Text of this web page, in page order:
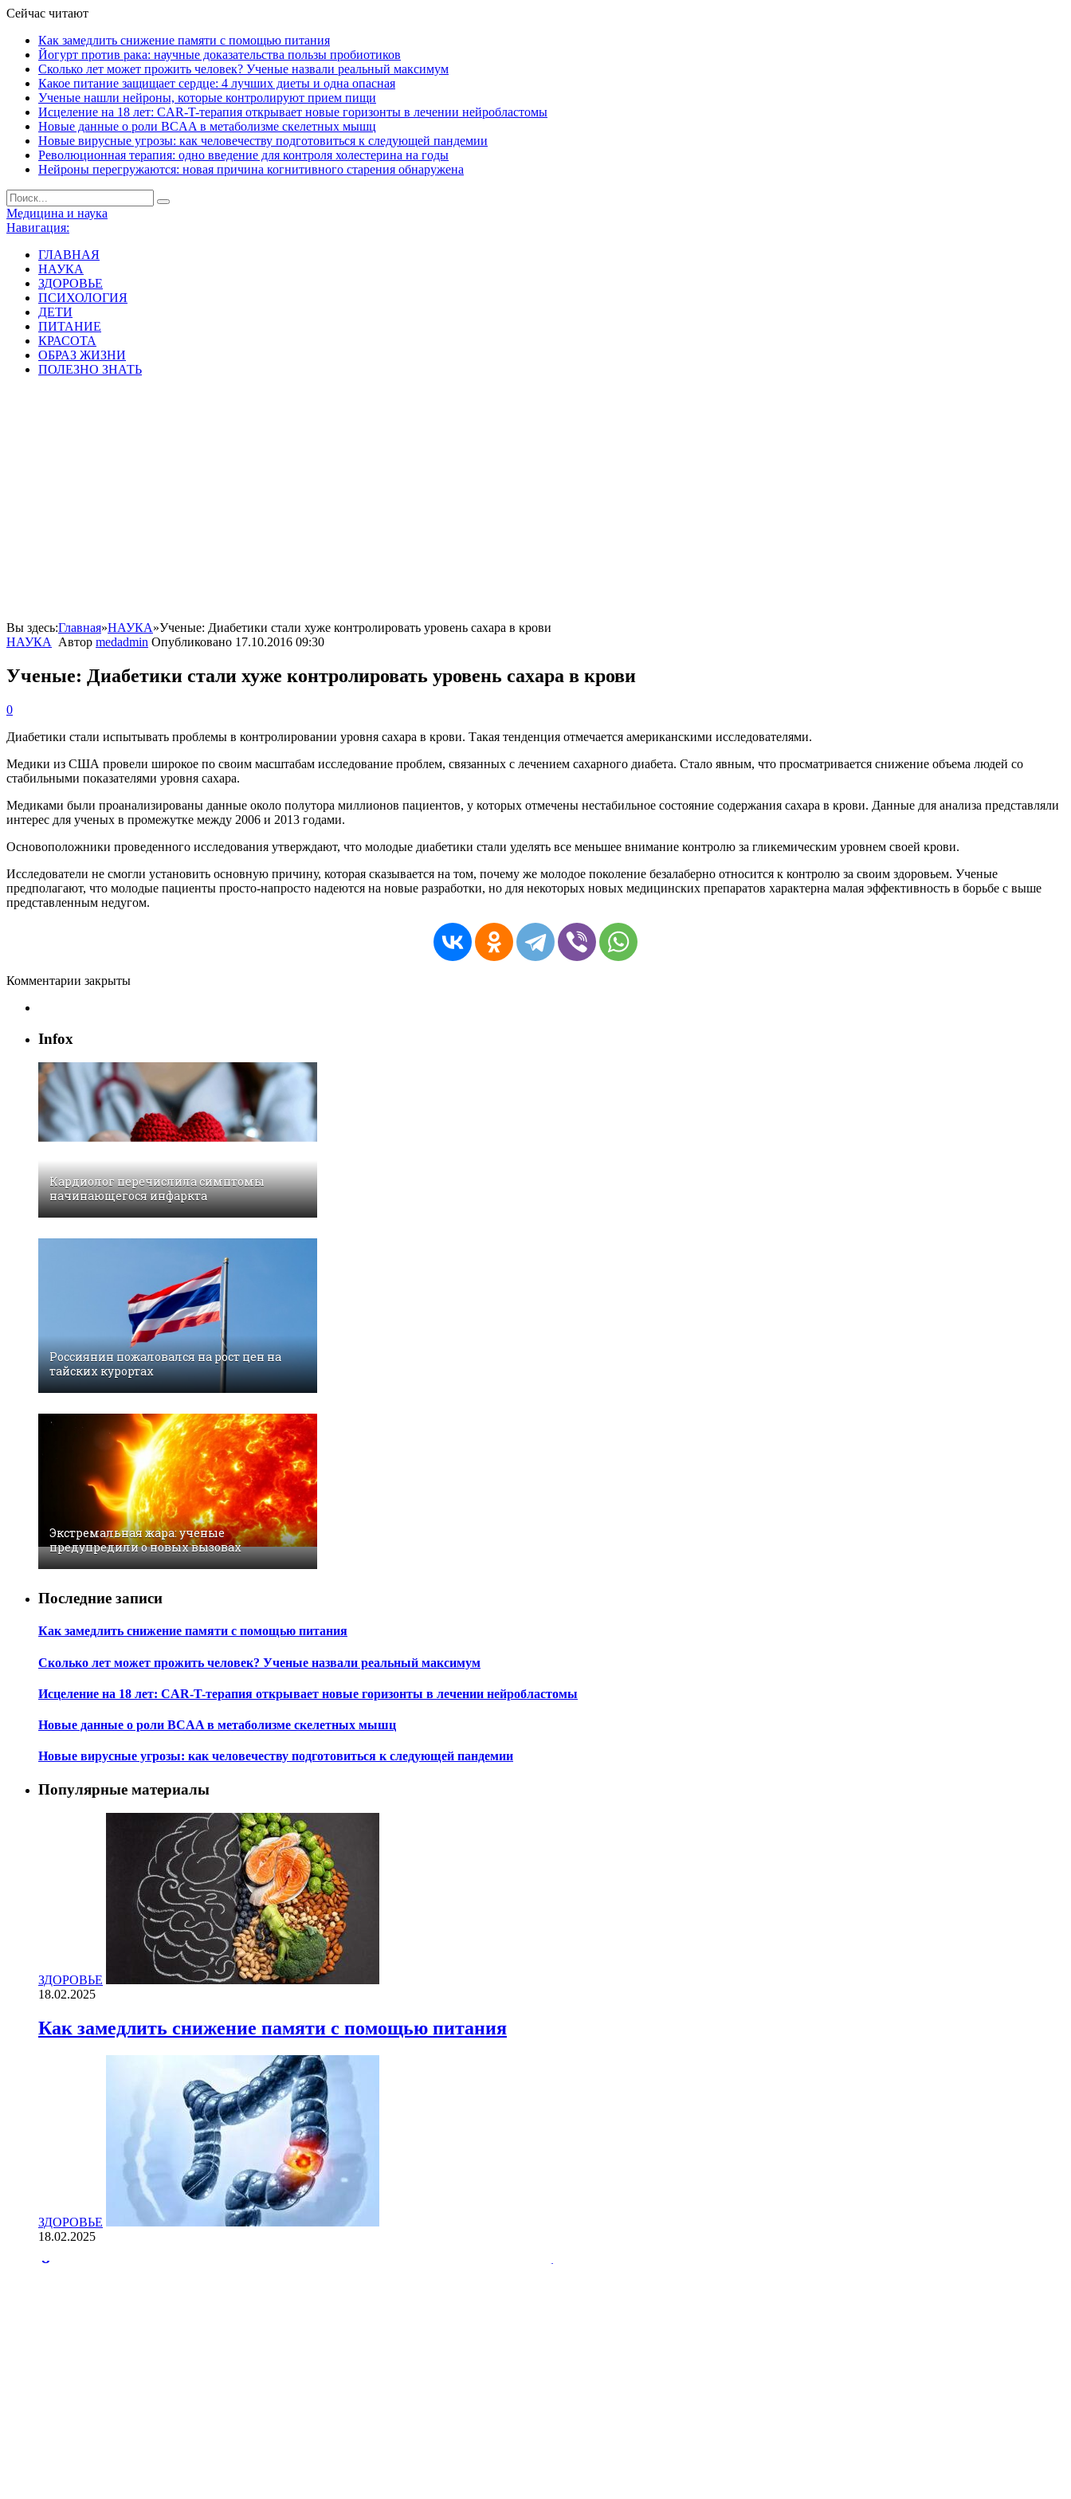
Сейчас читают
Как замедлить снижение памяти с помощью питания
Йогурт против рака: научные доказательства пользы пробиотиков
Сколько лет может прожить человек? Ученые назвали реальный максимум
Какое питание защищает сердце: 4 лучших диеты и одна опасная
Ученые нашли нейроны, которые контролируют прием пищи
Исцеление на 18 лет: CAR-T-терапия открывает новые горизонты в лечении нейробластомы
Новые данные о роли BCAA в метаболизме скелетных мышц
Новые вирусные угрозы: как человечеству подготовиться к следующей пандемии
Революционная терапия: одно введение для контроля холестерина на годы
Нейроны перегружаются: новая причина когнитивного старения обнаружена
Медицина и наука
Навигация:
ГЛАВНАЯ
НАУКА
ЗДОРОВЬЕ
ПСИХОЛОГИЯ
ДЕТИ
ПИТАНИЕ
КРАСОТА
ОБРАЗ ЖИЗНИ
ПОЛЕЗНО ЗНАТЬ
Вы здесь:Главная»НАУКА»Ученые: Диабетики стали хуже контролировать уровень сахара в крови
НАУКА
Автор medadmin Опубликовано 17.10.2016 09:30
Ученые: Диабетики стали хуже контролировать уровень сахара в крови
0
Диабетики стали испытывать проблемы в контролировании уровня сахара в крови. Такая тенденция отмечается американскими исследователями.
Медики из США провели широкое по своим масштабам исследование проблем, связанных с лечением сахарного диабета. Стало явным, что просматривается снижение объема людей со
стабильными показателями уровня сахара.
Медиками были проанализированы данные около полутора миллионов пациентов, у которых отмечены нестабильное состояние содержания сахара в крови. Данные для анализа представляли
интерес для ученых в промежутке между 2006 и 2013 годами.
Основоположники проведенного исследования утверждают, что молодые диабетики стали уделять все меньшее внимание контролю за гликемическим уровнем своей крови.
Исследователи не смогли установить основную причину, которая сказывается на том, почему же молодое поколение безалаберно относится к контролю за своим здоровьем. Ученые
предполагают, что молодые пациенты просто-напросто надеются на новые разработки, но для некоторых новых медицинских препаратов характерна малая эффективность в борьбе с выше
представленным недугом.
Комментарии закрыты
Infox
Кардиолог перечислила симптомы
начинающегося инфаркта
Россиянин пожаловался на рост цен на
тайских курортах
Экстремальная жара: ученые
предупредили о новых вызовах
Последние записи
Как замедлить снижение памяти с помощью питания
Сколько лет может прожить человек? Ученые назвали реальный максимум
Исцеление на 18 лет: CAR-T-терапия открывает новые горизонты в лечении нейробластомы
Новые данные о роли BCAA в метаболизме скелетных мышц
Новые вирусные угрозы: как человечеству подготовиться к следующей пандемии
Популярные материалы
ЗДОРОВЬЕ
18.02.2025
Как замедлить снижение памяти с помощью питания
ЗДОРОВЬЕ
18.02.2025
Йогурт против рака: научные доказательства пользы пробиотиков